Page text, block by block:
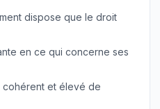
dispose que le droit
en ce qui concerne ses
cohérent et élevé de